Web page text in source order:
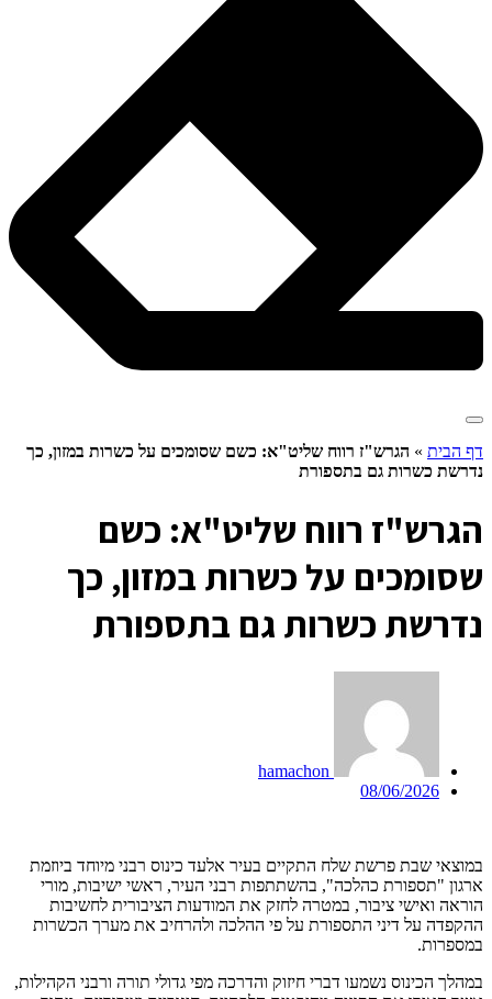
דף הבית » הגרש"ז רווח שליט"א: כשם שסומכים על כשרות במזון, כך
נדרשת כשרות גם בתספורת
הגרש"ז רווח שליט"א: כשם
שסומכים על כשרות במזון, כך
נדרשת כשרות גם בתספורת
hamachon
08/06/2026
במוצאי שבת פרשת שלח התקיים בעיר אלעד כינוס רבני מיוחד ביוזמת
ארגון "תספורת כהלכה", בהשתתפות רבני העיר, ראשי ישיבות, מורי
הוראה ואישי ציבור, במטרה לחזק את המודעות הציבורית לחשיבות
ההקפדה על דיני התספורת על פי ההלכה ולהרחיב את מערך הכשרות
במספרות.
במהלך הכינוס נשמעו דברי חיזוק והדרכה מפי גדולי תורה ורבני הקהילות,